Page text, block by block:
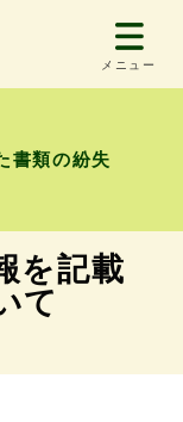
メニュー
書類の紛失
を記載
て